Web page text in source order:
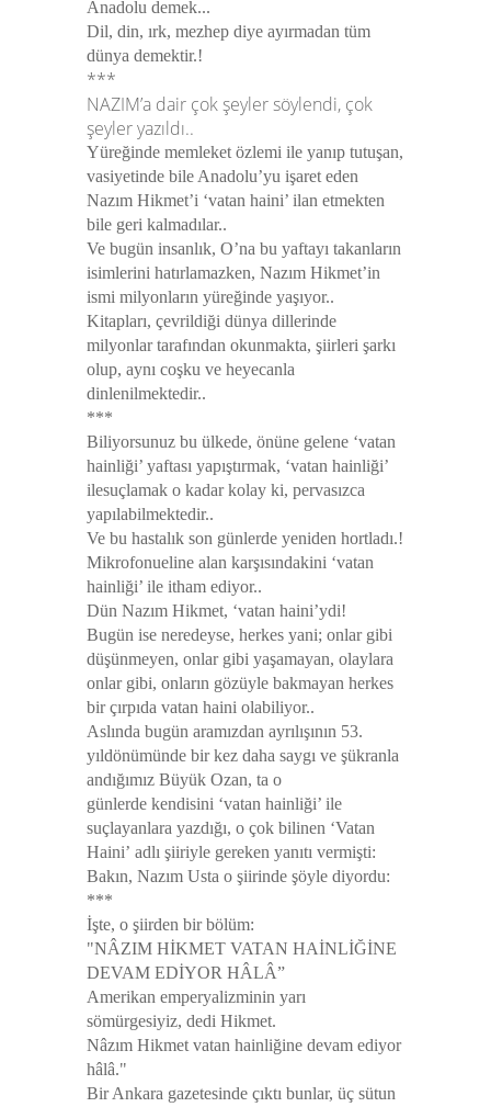
Anadolu demek...
Dil, din, ırk, mezhep diye ayırmadan tüm
dünya demektir.!
***
NAZIM’a dair çok şeyler söylendi, çok
şeyler yazıldı..
Yüreğinde memleket özlemi ile yanıp tutuşan,
vasiyetinde bile Anadolu’yu işaret eden
Nazım Hikmet’i ‘vatan haini’ ilan etmekten
bile geri kalmadılar..
Ve bugün insanlık, O’na bu yaftayı takanların
isimlerini hatırlamazken, Nazım Hikmet’in
ismi milyonların yüreğinde yaşıyor..
Kitapları, çevrildiği dünya dillerinde
milyonlar tarafından okunmakta, şiirleri şarkı
olup, aynı coşku ve heyecanla
dinlenilmektedir..
***
Biliyorsunuz bu ülkede, önüne gelene ‘vatan
hainliği’ yaftası yapıştırmak, ‘vatan hainliği’
ilesuçlamak o kadar kolay ki, pervasızca
yapılabilmektedir..
Ve bu hastalık son günlerde yeniden hortladı.!
Mikrofonueline alan karşısındakini ‘vatan
hainliği’ ile itham ediyor..
Dün Nazım Hikmet, ‘vatan haini’ydi!
Bugün ise neredeyse, herkes yani; onlar gibi
düşünmeyen, onlar gibi yaşamayan, olaylara
onlar gibi, onların gözüyle bakmayan herkes
bir çırpıda vatan haini olabiliyor..
Aslında bugün aramızdan ayrılışının 53.
yıldönümünde bir kez daha saygı ve şükranla
andığımız Büyük Ozan, ta o
günlerde kendisini ‘vatan hainliği’ ile
suçlayanlara yazdığı, o çok bilinen ‘Vatan
Haini’ adlı şiiriyle gereken yanıtı vermişti:
Bakın, Nazım Usta o şiirinde şöyle diyordu:
***
İşte, o şiirden bir bölüm:
"NÂZIM HİKMET VATAN HAİNLİĞİNE
DEVAM EDİYOR HÂLÂ”
Amerikan emperyalizminin yarı
sömürgesiyiz, dedi Hikmet.
Nâzım Hikmet vatan hainliğine devam ediyor
hâlâ."
Bir Ankara gazetesinde çıktı bunlar, üç sütun